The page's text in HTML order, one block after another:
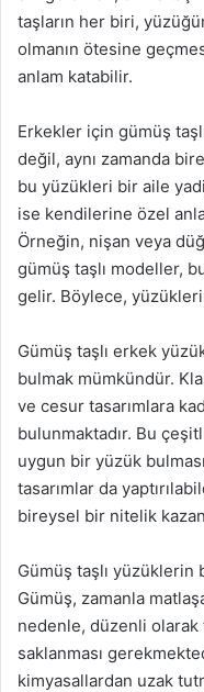
taşların her biri,
olmanın ötesine
anlam katabilir.
Erkekler için gümüş
değil, aynı zamanda
bu yüzükleri bir aile
ise kendilerine özel
Örneğin, nişan veya
gümüş taşlı modeller,
gelir. Böylece,
Gümüş taşlı erkek
bulmak mümkündür.
ve cesur tasarımlara
bulunmaktadır. Bu
uygun bir yüzük
tasarımlar da
bireysel bir nitelik
Gümüş taşlı yüzüklerin
Gümüş, zamanla
nedenle, düzenli
saklanması
kimyasallardan uzak